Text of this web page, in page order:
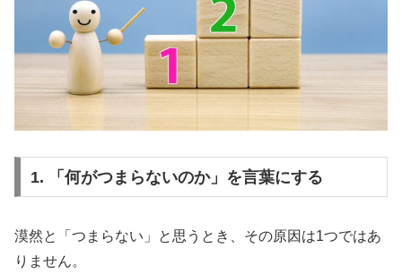
1. 「何がつまらないのか」を言葉にする
漠然と「つまらない」と思うとき、その原因は1つではあ
りません。